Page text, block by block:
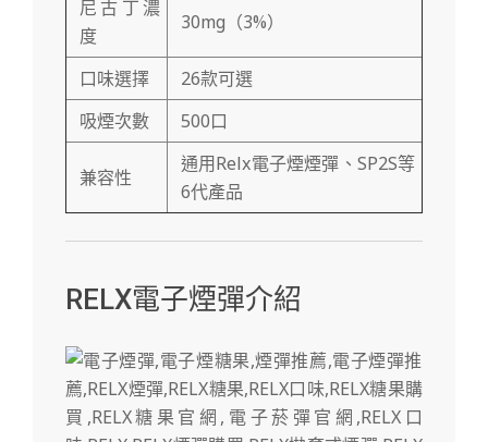
尼古丁濃
度
30mg（3%）
口味選擇
26款可選
吸煙次數
500口
兼容性
通用Relx電子煙煙彈、SP2S等
6代產品
RELX電子煙彈介紹